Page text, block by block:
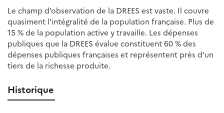
Le champ d’observation de la DREES est vaste. Il couvre
quasiment l’intégralité de la population française. Plus de
15 % de la population active y travaille. Les dépenses
publiques que la DREES évalue constituent 60 % des
dépenses publiques françaises et représentent près d’un
tiers de la richesse produite.
Historique